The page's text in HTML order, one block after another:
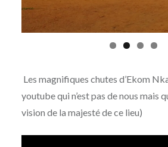
Les magnifiques chutes d’Ekom
youtube qui n’est pas de nous mais
vision de la majesté de ce lieu)